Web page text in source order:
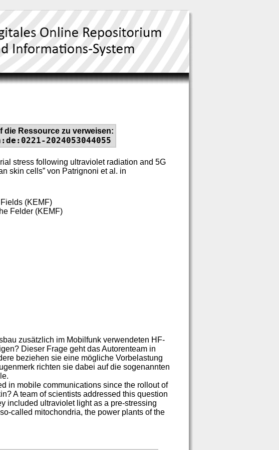
die Ressource zu verweisen:
2024053044055
stress following ultraviolet radiation and 5G
skin cells” von Patrignoni et al. in
(KEMF)
Felder (KEMF)
zusätzlich im Mobilfunk verwendeten HF-
Dieser Frage geht das Autorenteam in
beziehen sie eine mögliche Vorbelastung
richten sie dabei auf die sogenannten
in mobile communications since the rollout of
A team of scientists addressed this question
included ultraviolet light as a pre-stressing
called mitochondria, the power plants of the